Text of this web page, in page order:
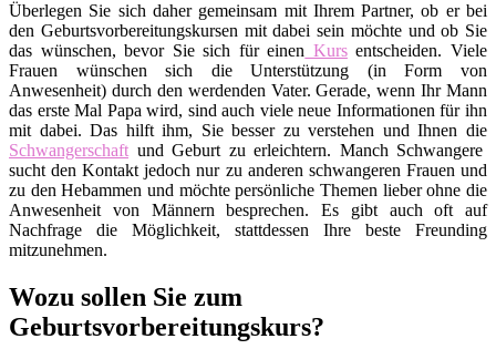
Überlegen Sie sich daher gemeinsam mit Ihrem Partner, ob er bei
den Geburtsvorbereitungskursen mit dabei sein möchte und ob Sie
das wünschen, bevor Sie sich für einen Kursentscheiden. Viele
Frauen wünschen sich die Unterstützung (in Form von
Anwesenheit) durch den werdenden Vater. Gerade, wenn Ihr Mann
das erste Mal Papa wird, sind auch viele neue Informationen für ihn
mit dabei. Das hilft ihm, Sie besser zu verstehen und Ihnen die
Schwangerschaft und Geburt zu erleichtern. Manch Schwangere
sucht den Kontakt jedoch nur zu anderen schwangeren Frauen und
zu den Hebammen und möchte persönliche Themen lieber ohne die
Anwesenheit von Männern besprechen. Es gibt auch oft auf
Nachfrage die Möglichkeit, stattdessen Ihre beste Freunding
mitzunehmen.
Wozu sollen Sie zum
Geburtsvorbereitungskurs?